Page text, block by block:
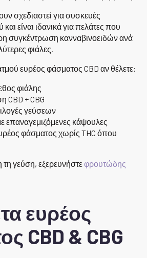
σχεδιαστεί για συσκευές
είναι ιδανικά για πελάτες που
συγκέντρωση κανναβινοειδών ανά
φιάλες.
ευρέος φάσματος CBD αν θέλετε:
φιάλης
CBD + CBG
γεύσεων
επαναγεμιζόμενες κάψουλες
φάσματος χωρίς THC όπου
τη γεύση, εξερευνήστεφρουτώδης
ευρέος
CBD & CBG